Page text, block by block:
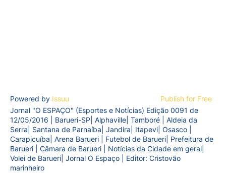
Powered by Issuu
Publish for Free
Jornal "O ESPAÇO" (Esportes e Notícias) Edição 0091 de
12/05/2016 | Barueri-SP| Alphaville| Tamboré | Aldeia da
Serra| Santana de Parnaíba| Jandira| Itapevi| Osasco |
Carapicuíba| Arena Barueri | Futebol de Barueri| Prefeitura de
Barueri | Câmara de Barueri | Notícias da Cidade em geral|
Volei de Barueri| Jornal O Espaço | Editor: Cristovão
marinheiro